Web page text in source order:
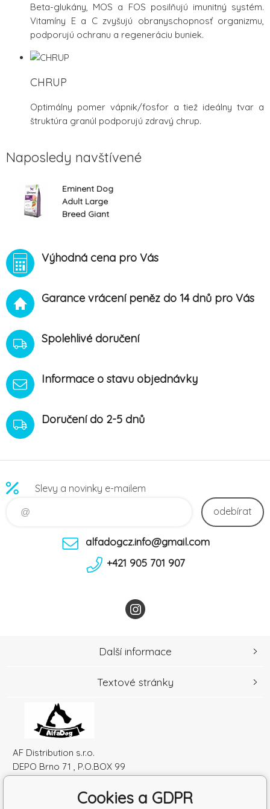
Beta-glukány, MOS a FOS posilňujú imunitný systém.
Vitamíny E a C zvyšujú obranyschopnosť organizmu,
podporujú ochranu a regeneráciu buniek.
CHRUP
Optimálny pomer vápnik/fosfor a tiež ideálny tvar a
štruktúra granúl podporujú zdravý chrup.
Naposledy navštívené
Eminent Dog
Adult Large
Breed Giant
Výhodná cena pro Vás
Garance vrácení peněz do 14 dnů pro Vás
Spolehlivé doručení
Informace o stavu objednávky
Doručení do 2-5 dnů
Slevy a novinky e-mailem
odebírat
alfadogcz.info@gmail.com
+421 905 701 907
AF Distribution s.r.o.
DEPO Brno 71 , P.O.BOX 99
Česká republika
Další informace
Textové stránky
Cookies a GDPR